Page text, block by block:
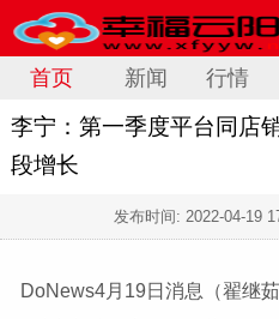
首页 新闻 行情
李宁：第一季度平台同店
段增长
发布时间: 2022-04-19
DoNews4月19日消息（翟继